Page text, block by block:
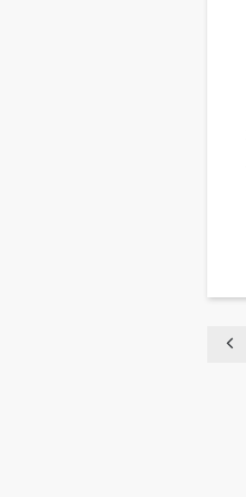
chevron_left